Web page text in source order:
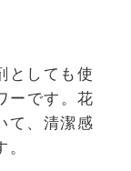
としても使
ーです。花
て、清潔感